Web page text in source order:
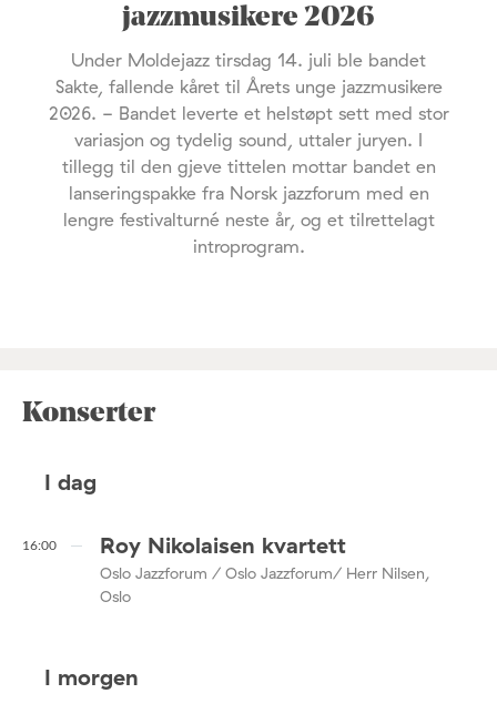
jazzmusikere 2026
Under Moldejazz tirsdag 14. juli ble bandet
Sakte, fallende kåret til Årets unge jazzmusikere
2026. - Bandet leverte et helstøpt sett med stor
variasjon og tydelig sound, uttaler juryen. I
tillegg til den gjeve tittelen mottar bandet en
lanseringspakke fra Norsk jazzforum med en
lengre festivalturné neste år, og et tilrettelagt
introprogram.
Konserter
I dag
16:00 Roy Nikolaisen kvartett
Oslo Jazzforum / Oslo Jazzforum/ Herr Nilsen,
Oslo
I morgen